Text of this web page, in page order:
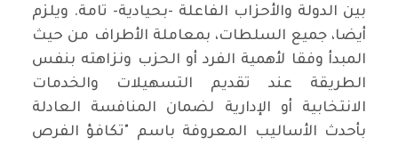
بين الدولة والأحزاب الفاعلة -بحيادية- تامة. ويلزم
أيضا، جميع السلطات، بمعاملة الأطراف من حيث
المبدأ وفقا لأهمية الفرد أو الحزب ونزاهته بنفس
الطريقة عند تقديم التسهيلات والخدمات
الانتخابية أو الإدارية لضمان المنافسة العادلة
بأحدث الأساليب المعروفة باسم "تكافؤ الفرص